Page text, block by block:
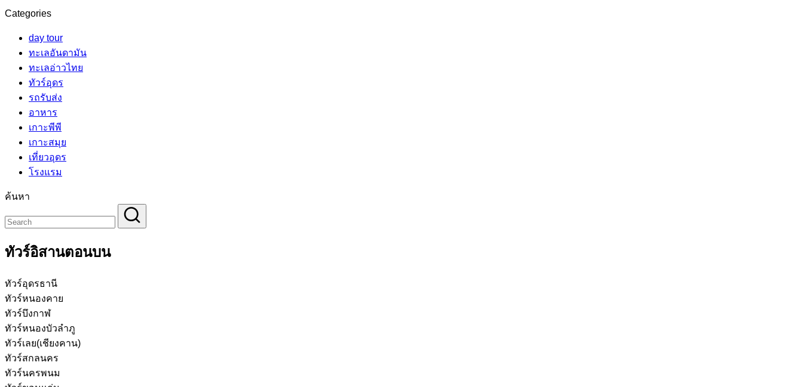
Categories
day tour
ทะเลอันดามัน
ทะเลอ่าวไทย
ทัวร์อุดร
รถรับส่ง
อาหาร
เกาะพีพี
เกาะสมุย
เที่ยวอุดร
โรงแรม
ค้นหา
ทัวร์อิสานตอนบน
ทัวร์อุดรธานี
ทัวร์หนองคาย
ทัวร์บึงกาฬ
ทัวร์หนองบัวลำภู
ทัวร์เลย(เชียงคาน)
ทัวร์สกลนคร
ทัวร์นครพนม